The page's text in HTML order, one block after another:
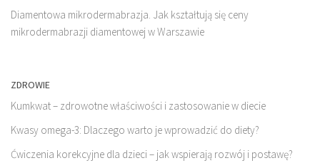
Diamentowa mikrodermabrazja. Jak kształtują się ceny
mikrodermabrazji diamentowej w Warszawie
ZDROWIE
Kumkwat – zdrowotne właściwości i zastosowanie w diecie
Kwasy omega-3: Dlaczego warto je wprowadzić do diety?
Ćwiczenia korekcyjne dla dzieci – jak wspierają rozwój i postawę?